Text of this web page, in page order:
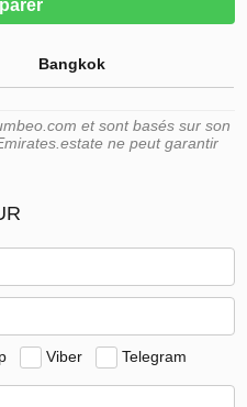
Bangkok
et sont basés sur son
ne peut garantir
Viber Telegram